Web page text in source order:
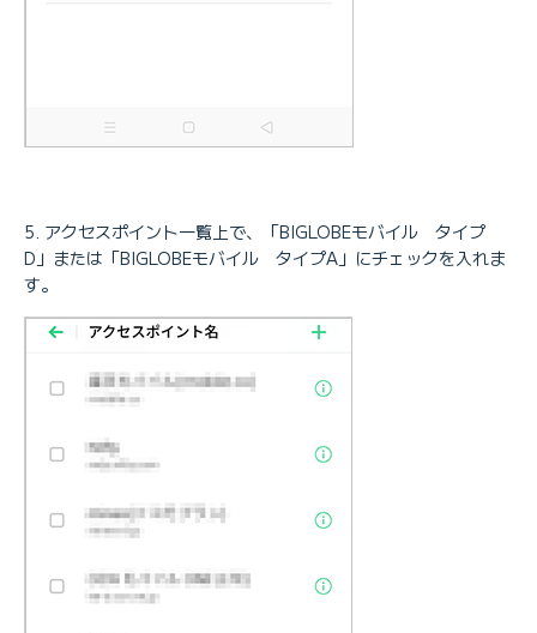
アクセスポイント一覧上で、「BIGLOBEモバイル タイプ
D」または「BIGLOBEモバイル タイプA」にチェックを入れま
す。